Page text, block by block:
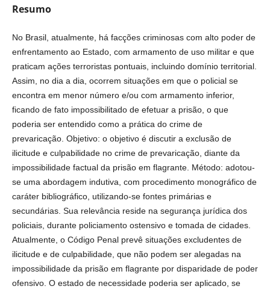
Resumo
No Brasil, atualmente, há facções criminosas com alto poder de
enfrentamento ao Estado, com armamento de uso militar e que
praticam ações terroristas pontuais, incluindo domínio territorial.
Assim, no dia a dia, ocorrem situações em que o policial se
encontra em menor número e/ou com armamento inferior,
ficando de fato impossibilitado de efetuar a prisão, o que
poderia ser entendido como a prática do crime de
prevaricação. Objetivo: o objetivo é discutir a exclusão de
ilicitude e culpabilidade no crime de prevaricação, diante da
impossibilidade factual da prisão em flagrante. Método: adotou-
se uma abordagem indutiva, com procedimento monográfico de
caráter bibliográfico, utilizando-se fontes primárias e
secundárias. Sua relevância reside na segurança jurídica dos
policiais, durante policiamento ostensivo e tomada de cidades.
Atualmente, o Código Penal prevê situações excludentes de
ilicitude e de culpabilidade, que não podem ser alegadas na
impossibilidade da prisão em flagrante por disparidade de poder
ofensivo. O estado de necessidade poderia ser aplicado, se